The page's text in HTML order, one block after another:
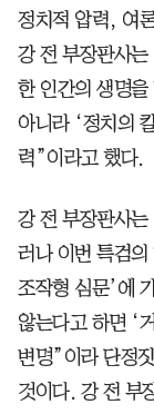
정치적 압력, 여
강 전 부장판사는
한 인간의 생명
아니라 ‘정치의
력”이라고 했다.
강 전 부장판사
러나 이번 특검
조작형 심문’에
않는다고 하면 ‘
변명”이라 단정
것이다. 강 전 부